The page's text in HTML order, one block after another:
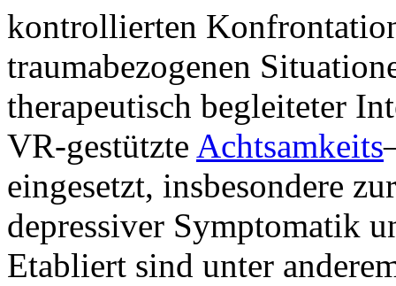
kontrollierten
traumabezogenen
therapeutisch begleiteter
VR-gestützte Achtsamkeits
eingesetzt, insbesondere
depressiver Symptomatik
Etabliert sind unter